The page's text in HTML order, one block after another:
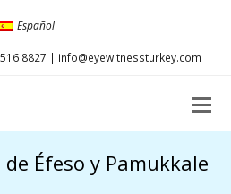
Español
8827 | info@eyewitnessturkey.com
Éfeso y Pamukkale